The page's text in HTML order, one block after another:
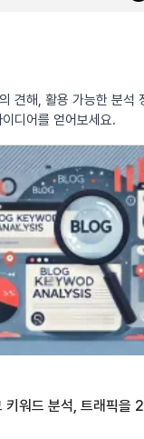
견해, 활용 가능한 분석
디어를 얻어보세요.
키워드 분석, 트래픽을